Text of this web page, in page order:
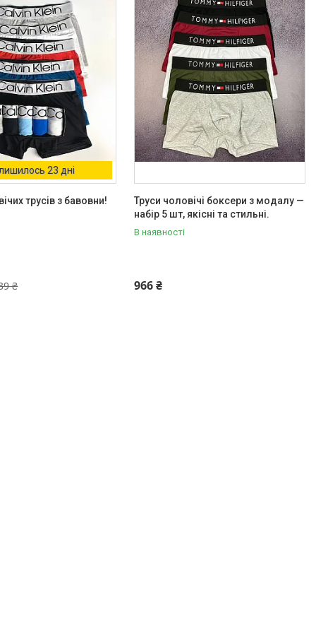
23 дні
трусів з бавовни!
₴
Труси чоловічі боксери з модалу —
набір 5 шт, якісні та стильні.
В наявності
966 ₴